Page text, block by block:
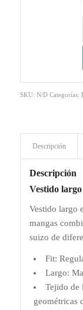
SKU: N/D Categorías:
Descripción
Descripción
Vestido
Vestido largo
mangas
suizo de
Fit:
Largo:
Tejido de
geométricas